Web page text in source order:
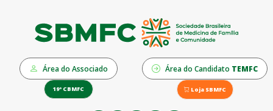
Área do Associado Área do Candidato TEMFC
19º CBMFC Loja SBMFC